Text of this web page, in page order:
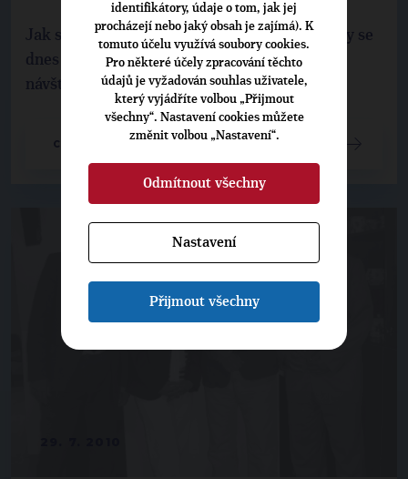
Jak se vyrábí dřevotřískové desky a OSB desky se
dnes dověděli zástupci TOP 09 Vysočina při
návštěvě Jihlavské společnosti KRONOSPAN.
CELÝ ČLÁNEK
identifikátory, údaje o tom, jak jej
procházejí nebo jaký obsah je zajímá). K
tomuto účelu využívá soubory cookies.
Pro některé účely zpracování těchto
údajů je vyžadován souhlas uživatele,
který vyjádříte volbou „Přijmout
všechny“. Nastavení cookies můžete
změnit volbou „Nastavení“.
Odmítnout všechny
Nastavení
Přijmout všechny